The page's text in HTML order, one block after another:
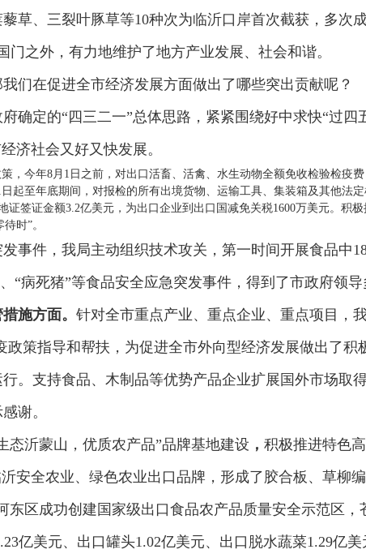
草、三裂叶豚草等10种次为临沂口岸首次截获，多次
之外，有力地维护了地方产业发展、社会和谐。
们在促进全市经济发展方面做出了哪些突出贡献呢？
确定的“四三二一”总体思路，紧紧围绕好中求快“过四
济社会又好又快发展。
，今年8月1日之前，对出口活畜、活禽、水生动物全额免收检验检疫
起至年底期间，对报检的所有出境货物、运输工具、集装箱及其他法
签证金额3.2亿美元，为出口企业到出口国减免关税1600万美元。积
时”。
事件，我局主动组织技术攻关，第一时间开展食品中
“病死猪”等食品安全应急突发事件，得到了市政府领导
施方面。 针对全市重点产业、重点企业、重点项目，
政策指导和帮扶，为促进全市外向型经济发展做出了
。支持食品、木制品等优势产品企业扩展国外市场取
谢。
态沂蒙山，优质农产品”品牌基地建设 ， 积极推进特色
安全农业、绿色农业出口品牌，形成了胶合板、草柳
区成功创建国家级出口食品农产品质量安全示范区
亿美元、出口罐头1.02亿美元、出口脱水蔬菜1.29亿美